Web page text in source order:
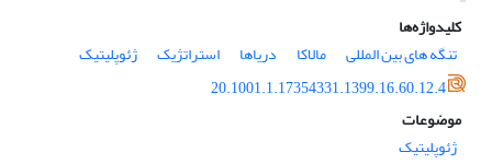
کلیدواژه‌ها
تنگه های بین المللی
مالاکا دریاها استراتژیک
ژئوپلیتیک
20.1001.1.17354331.1399.16.60.12.4
موضوعات
ژئوپلیتیک